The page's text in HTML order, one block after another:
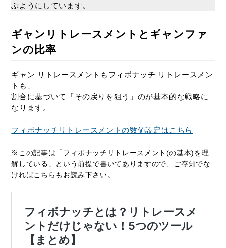
ぶようにしています。
ギャンリトレースメントとギャンファ
ンの比率
ギャン リトレースメントもフィボナッチ リトレースメン
トも、
割合に基づいて「その戻りを狙う」のが基本的な戦略に
なります。
フィボナッチリトレースメントの数値設定はこちら
※この記事は「フィボナッチリトレースメント(の基本)を理
解している」という前提で書いてありますので、ご存知でな
ければこちらもお読み下さい。